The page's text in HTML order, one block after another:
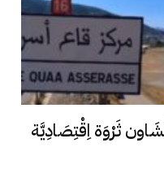
ثَرْوَة اِقْتِصَادِيَّة